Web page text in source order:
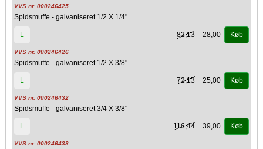
VVS nr. 000246425
Spidsmuffe - galvaniseret 1/2 X 1/4"
L 82,13 28,00 Køb
VVS nr. 000246426
Spidsmuffe - galvaniseret 1/2 X 3/8"
L 72,13 25,00 Køb
VVS nr. 000246432
Spidsmuffe - galvaniseret 3/4 X 3/8"
L 116,44 39,00 Køb
VVS nr. 000246433